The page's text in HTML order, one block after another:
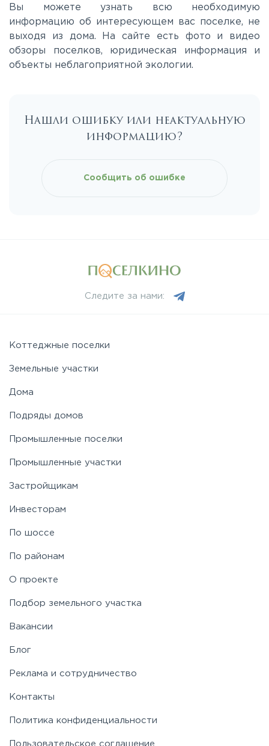
Минское
Новорижское
Симферопольское
Фряновское
Ярославское
Вы можете узнать всю необходимую
информацию об интересующем вас поселке, не
выходя из дома. На сайте есть фото и видео
обзоры поселков, юридическая информация и
объекты неблагоприятной экологии.
Нашли ошибку или неактуальную
информацию?
Сообщить об ошибке
Следите за нами:
Коттеджные поселки
Земельные участки
Дома
Подряды домов
Промышленные поселки
Промышленные участки
Застройщикам
Инвесторам
По шоссе
По районам
О проекте
Подбор земельного участка
Вакансии
Блог
Реклама и сотрудничество
Контакты
Политика конфиденциальности
Пользовательское соглашение